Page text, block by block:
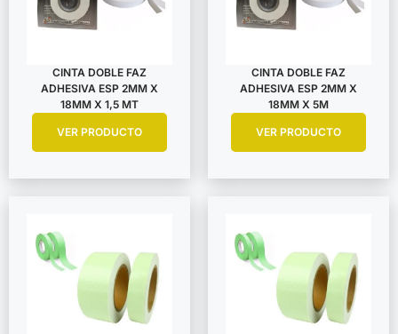
CINTA DOBLE FAZ
ADHESIVA ESP 2MM X
18MM X 1,5 MT
VER PRODUCTO
CINTA DOBLE FAZ
ADHESIVA ESP 2MM X
18MM X 5M
VER PRODUCTO